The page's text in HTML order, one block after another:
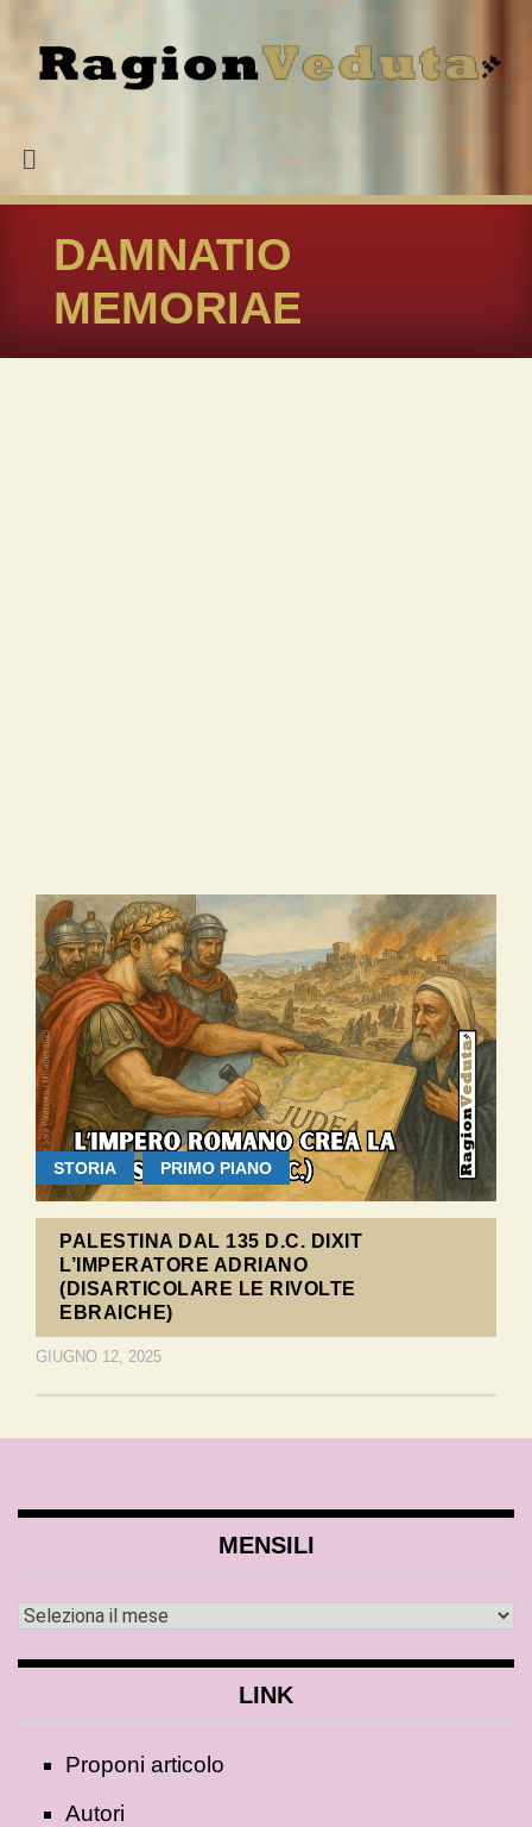
DAMNATIO
MEMORIAE
STORIA PRIMO PIANO
PALESTINA DAL 135 D.C. DIXIT
L’IMPERATORE ADRIANO
(DISARTICOLARE LE RIVOLTE
EBRAICHE)
GIUGNO 12, 2025
MENSILI
LINK
Proponi articolo
Autori